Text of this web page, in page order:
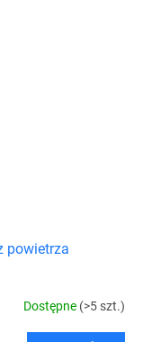
powietrza
Dostępne (>5 szt.)